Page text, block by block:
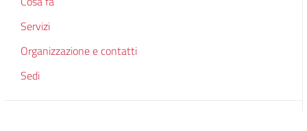
Servizi
Organizzazione e contatti
Sedi